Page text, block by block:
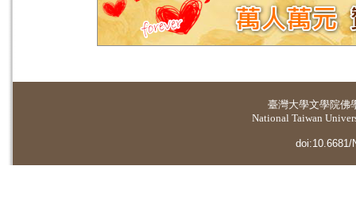
臺灣大學文學院佛
National Taiwan
doi:10.6681/